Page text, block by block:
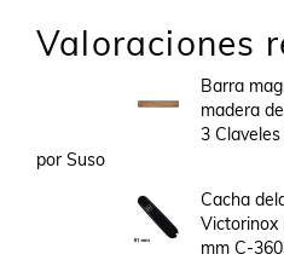
Valoraciones
Barra
madera
3
por Suso
Cacha
Victorinox
mm C-